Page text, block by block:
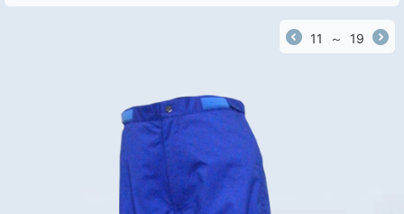
11 ～ 19